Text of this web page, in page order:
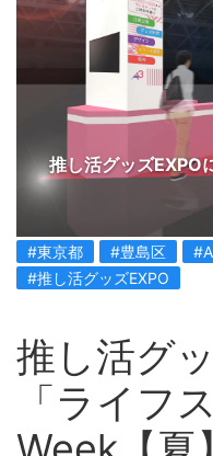
推し活グッズEXPO
#東京都 #豊島区
#推し活グッズEXPO
推し活グ
「ライフ